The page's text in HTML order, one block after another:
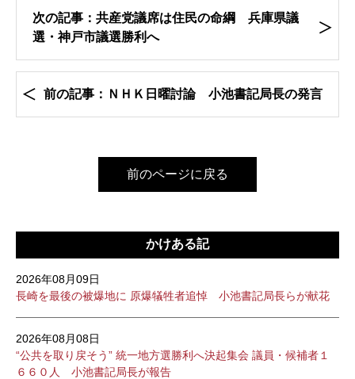
次の記事：共産党議席は住民の命綱 兵庫県議
選・神戸市議選勝利へ
前の記事：ＮＨＫ日曜討論 小池書記局長の発言
前のページに戻る
かけある記
2026年08月09日
長崎を最後の被爆地に 原爆犠牲者追悼 小池書記局長らが献花
2026年08月08日
“公共を取り戻そう” 統一地方選勝利へ決起集会 議員・候補者１
６６０人 小池書記局長が報告